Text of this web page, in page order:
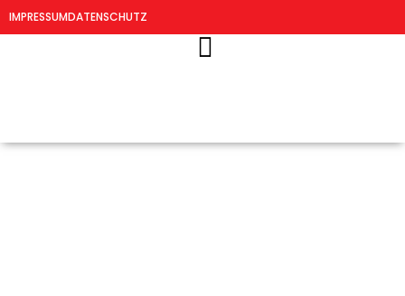
IMPRESSUMDATENSCHUTZ